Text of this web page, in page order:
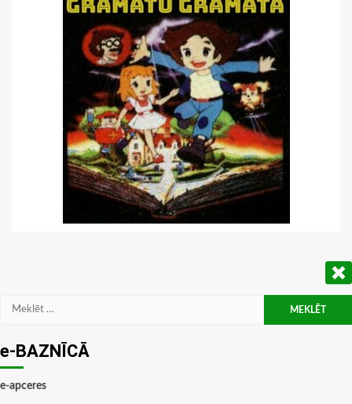
Meklēt:
e-BAZNĪCĀ
e-apceres